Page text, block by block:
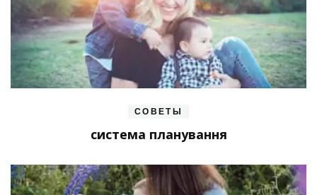
СОВЕТЫ
система планування